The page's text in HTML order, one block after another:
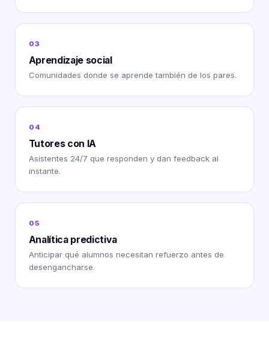
03
Aprendizaje social
Comunidades donde se aprende también de los pares.
04
Tutores con IA
Asistentes 24/7 que responden y dan feedback al
instante.
05
Analítica predictiva
Anticipar qué alumnos necesitan refuerzo antes de
desengancharse.